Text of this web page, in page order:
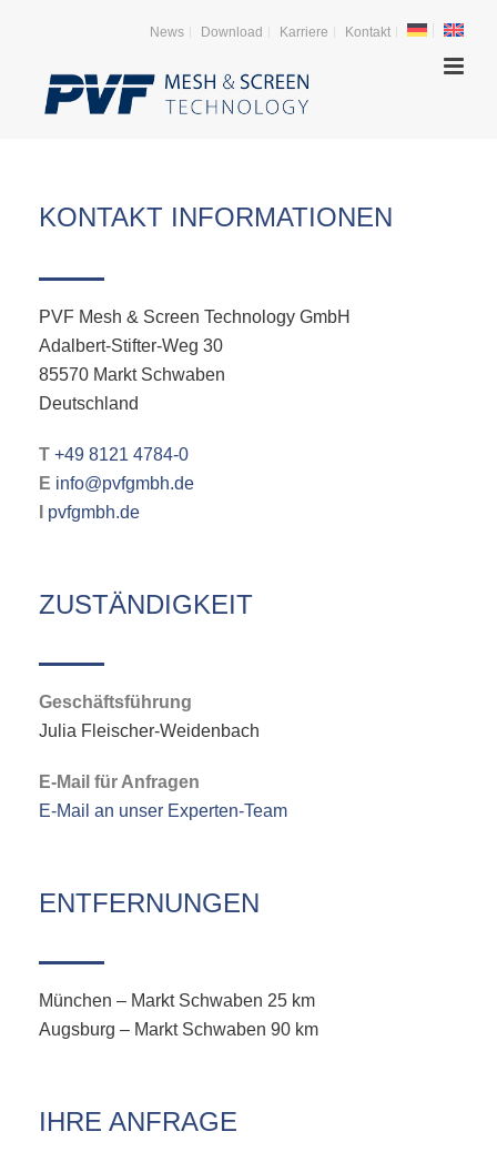
News Download Karriere Kontakt
KONTAKT INFORMATIONEN
PVF Mesh & Screen Technology GmbH
Adalbert-Stifter-Weg 30
85570 Markt Schwaben
Deutschland
T +49 8121 4784-0
E info@pvfgmbh.de
pvfgmbh.de
ZUSTÄNDIGKEIT
Geschäftsführung
Julia Fleischer-Weidenbach
E-Mail für Anfragen
E-Mail an unser Experten-Team
ENTFERNUNGEN
München – Markt Schwaben 25 km
Augsburg – Markt Schwaben 90 km
IHRE ANFRAGE